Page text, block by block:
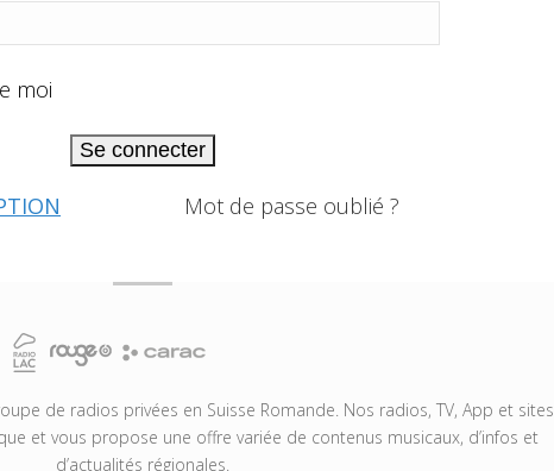
moi
Se connecter
Mot de passe oublié ?
de radios privées en Suisse Romande. Nos radios, TV, App et sites
et vous propose une offre variée de contenus musicaux, d’infos et
d’actualités régionales.